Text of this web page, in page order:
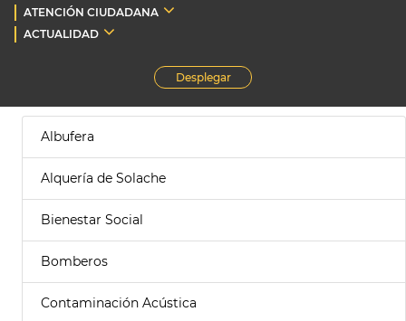
ATENCIÓN CIUDADANA
ACTUALIDAD
Desplegar
Albufera
Alquería de Solache
Bienestar Social
Bomberos
Contaminación Acústica